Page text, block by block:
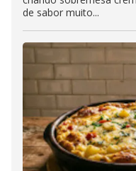
de sabor muito...